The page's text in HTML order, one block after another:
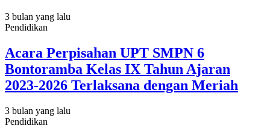
3 bulan yang lalu
Pendidikan
Acara Perpisahan UPT SMPN 6
Bontoramba Kelas IX Tahun Ajaran
2023-2026 Terlaksana dengan Meriah
3 bulan yang lalu
Pendidikan